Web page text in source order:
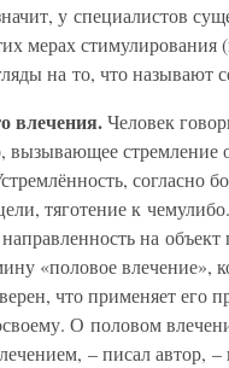
у специалистов
мерах
на то, что называют
влечения.Человек
вызывающее стремление
согласно
тяготение к
на
«половое
что применяет его
О половом
– писал автор,